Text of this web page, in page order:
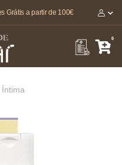
Grátis a partir de 100€
0
Íntima